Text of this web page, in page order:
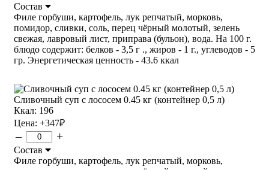
Состав
Филе горбуши, картофель, лук репчатый, морковь,
помидор, сливки, соль, перец чёрный молотый, зелень
свежая, лавровый лист, приправа (бульон), вода. На 100 г.
блюдо содержит: белков - 3,5 г ., жиров - 1 г., углеводов - 5
гр. Энергетическая ценность - 43.6 ккал
Сливочный суп с лососем 0.45 кг (контейнер 0,5 л)
Ккал: 196
Цена: +347₽
– +
Состав
Филе горбуши, картофель, лук репчатый, морковь,